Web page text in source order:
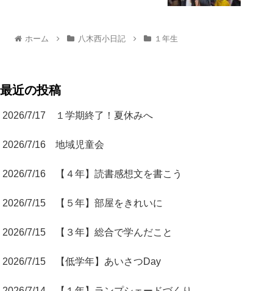
ホーム 八木西小日記 １年生
最近の投稿
2026/7/17 １学期終了！夏休みへ
2026/7/16 地域児童会
2026/7/16 【４年】読書感想文を書こう
2026/7/15 【５年】部屋をきれいに
2026/7/15 【３年】総合で学んだこと
2026/7/15 【低学年】あいさつDay